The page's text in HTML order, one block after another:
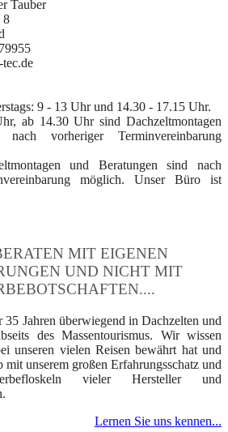
Tauber
8
9 - 13 Uhr und 14.30 - 17.15 Uhr.
ab 14.30 Uhr sind Dachzeltmontagen
vorheriger Terminvereinbarung
und Beratungen sind nach
möglich. Unser Büro ist
MIT EIGENEN
UND NICHT MIT
35 Jahren überwiegend in Dachzelten und
des Massentourismus. Wir wissen
unseren vielen Reisen bewährt hat und
mit unserem großen Erfahrungsschatz und
vieler Hersteller und
Lernen Sie uns kennen...